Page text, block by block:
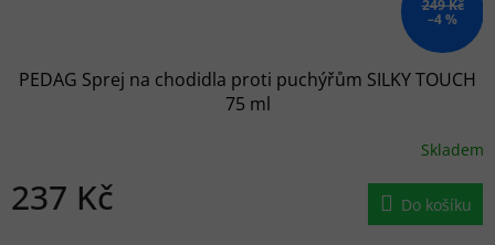
249 Kč
–4 %
PEDAG Sprej na chodidla proti puchýřům SILKY TOUCH
75 ml
Skladem
237 Kč Do košíku